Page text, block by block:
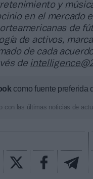
y
en el mercado
de
de activos,
de cada
de
como fuente preferida
con las últimas noticias de